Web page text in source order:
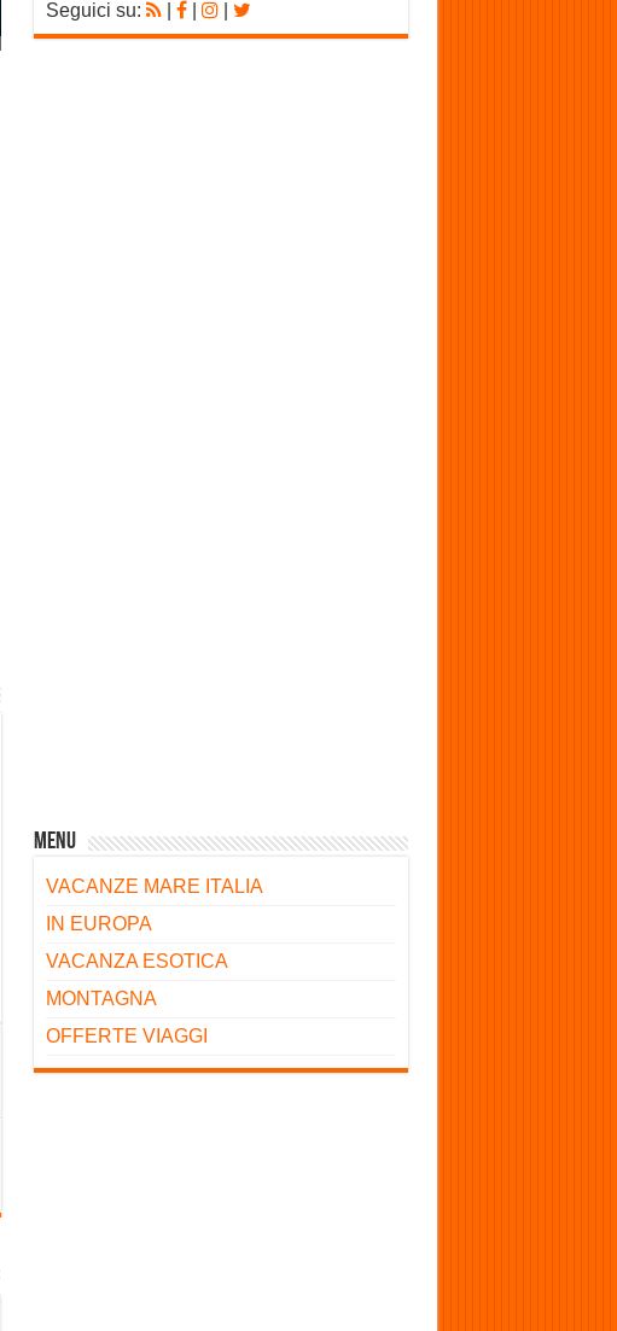
Seguici su: | | |
Menu
VACANZE MARE ITALIA
IN EUROPA
VACANZA ESOTICA
MONTAGNA
OFFERTE VIAGGI